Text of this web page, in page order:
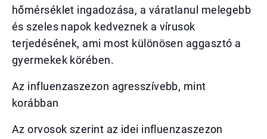
hőmérséklet ingadozása, a váratlanul melegebb
és szeles napok kedveznek a vírusok
terjedésének, ami most különösen aggasztó a
gyermekek körében.
Az influenzaszezon agresszívebb, mint
korábban
Az orvosok szerint az idei influenzaszezon